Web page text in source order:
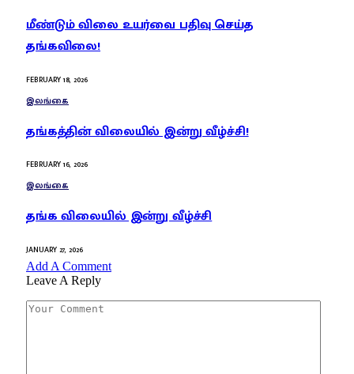
மீண்டும் விலை உயர்வை பதிவு செய்த
தங்கவிலை!
FEBRUARY 18, 2026
இலங்கை
தங்கத்தின் விலையில் இன்று வீழ்ச்சி!
FEBRUARY 16, 2026
இலங்கை
தங்க விலையில் இன்று வீழ்ச்சி
JANUARY 27, 2026
Add A Comment
Leave A Reply